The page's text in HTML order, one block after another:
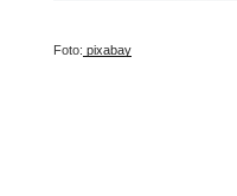
Foto: pixabay